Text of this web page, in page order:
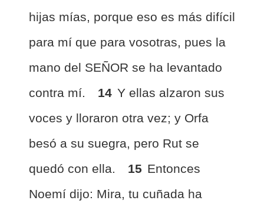
hijas mías, porque eso es más difícil
para mí que para vosotras, pues la
mano del SEÑOR se ha levantado
contra mí.
14 Y ellas alzaron sus
voces y lloraron otra vez; y Orfa
besó a su suegra, pero Rut se
quedó con ella.
15 Entonces
Noemí dijo: Mira, tu cuñada ha